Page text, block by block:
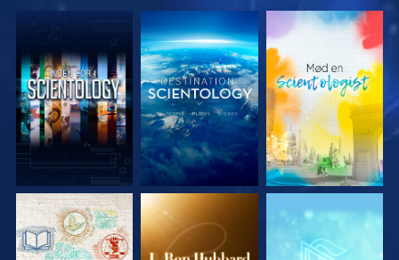
UDFORSK SERIEN UDFORSK SERIEN UDFORSK SERIEN